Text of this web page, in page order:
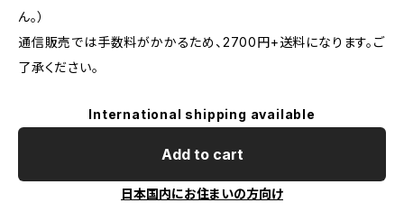
ん。）
通信販売では手数料がかかるため、2700円+送料になります。ご
了承ください。
International shipping available
Add to cart
日本国内にお住まいの方向け